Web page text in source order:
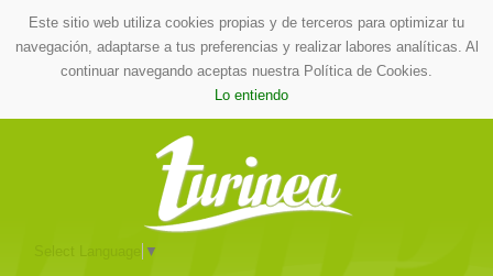
Este sitio web utiliza cookies propias y de terceros para optimizar tu
navegación, adaptarse a tus preferencias y realizar labores analíticas. Al
continuar navegando aceptas nuestra Política de Cookies.
Lo entiendo
▼